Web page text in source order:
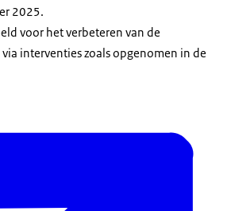
2025.
voor het verbeteren van de
interventies zoals opgenomen in de